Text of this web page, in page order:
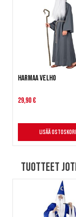
Harmaa velho
29,90 €
Lisää
Tuotteet